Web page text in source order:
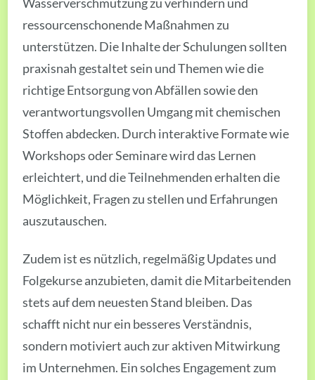
ressourcenschonende Maßnahmen zu
unterstützen. Die Inhalte der Schulungen sollten
praxisnah gestaltet sein und Themen wie die
richtige Entsorgung von Abfällen sowie den
verantwortungsvollen Umgang mit chemischen
Stoffen abdecken. Durch interaktive Formate wie
Workshops oder Seminare wird das Lernen
erleichtert, und die Teilnehmenden erhalten die
Möglichkeit, Fragen zu stellen und Erfahrungen
auszutauschen.
Zudem ist es nützlich, regelmäßig Updates und
Folgekurse anzubieten, damit die Mitarbeitenden
stets auf dem neuesten Stand bleiben. Das
schafft nicht nur ein besseres Verständnis,
sondern motiviert auch zur aktiven Mitwirkung
im Unternehmen. Ein solches Engagement zum